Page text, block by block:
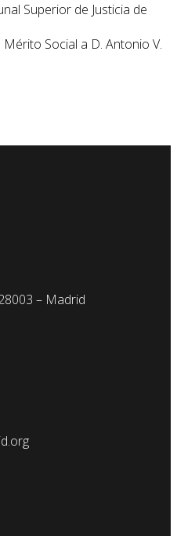
Superior de Justicia de
Social a D. Antonio V.
– Madrid